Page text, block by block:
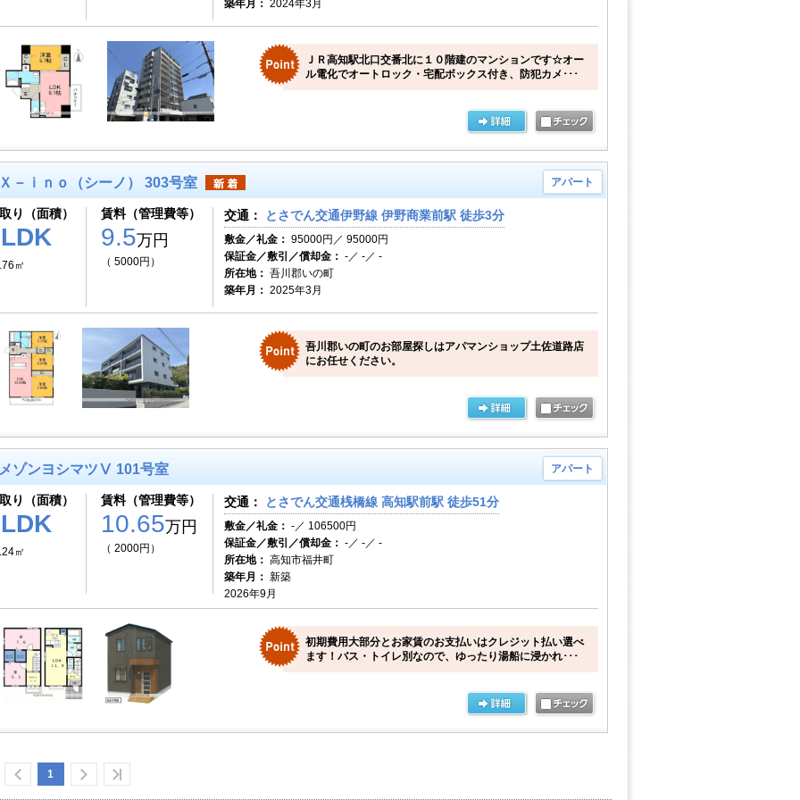
築年月： 2024年3月
ＪＲ高知駅北口交番北に１０階建のマンションです☆オー
ル電化でオートロック・宅配ボックス付き、防犯カメ･･･
－ｉｎｏ（シーノ） 303号室 アパート
り（面積）
㎡
賃料（管理費等）
9.5万円
（ 5000円）
交通： とさでん交通伊野線 伊野商業前駅 徒歩3分
敷金／礼金： 95000円／ 95000円
保証金／敷引／償却金： -／ -／ -
所在地： 吾川郡いの町
築年月： 2025年3月
吾川郡いの町のお部屋探しはアパマンショップ土佐道路店
にお任せください。
ゾンヨシマツⅤ 101号室 アパート
り（面積）
㎡
賃料（管理費等）
10.65万円
（ 2000円）
交通： とさでん交通桟橋線 高知駅前駅 徒歩51分
敷金／礼金： -／ 106500円
保証金／敷引／償却金： -／ -／ -
所在地： 高知市福井町
築年月： 新築
2026年9月
初期費用大部分とお家賃のお支払いはクレジット払い選べ
ます！バス・トイレ別なので、ゆったり湯船に浸かれ･･･
1